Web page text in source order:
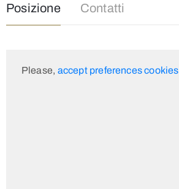
Posizione Contatti
Please, accept preferences cookies